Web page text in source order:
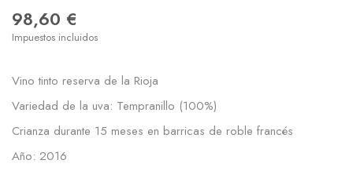
98,60 €
Impuestos incluidos
Vino tinto reserva de la Rioja
Variedad de la uva: Tempranillo (100%)
Crianza durante 15 meses en barricas de roble francés
Año: 2016